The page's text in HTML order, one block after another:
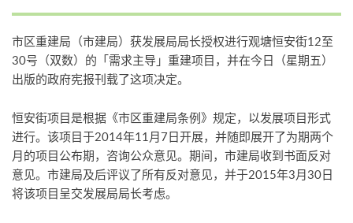
市区重建局（市建局）获发展局局长授权进行观塘恒安街12至
30号（双数）的「需求主导」重建项目，并在今日（星期五）
出版的政府宪报刊载了这项决定。
恒安街项目是根据《市区重建局条例》规定，以发展项目形式
进行。该项目于2014年11月7日开展，并随即展开了为期两个
月的项目公布期，咨询公众意见。期间，市建局收到书面反对
意见。市建局及后评议了所有反对意见，并于2015年3月30日
将该项目呈交发展局局长考虑。